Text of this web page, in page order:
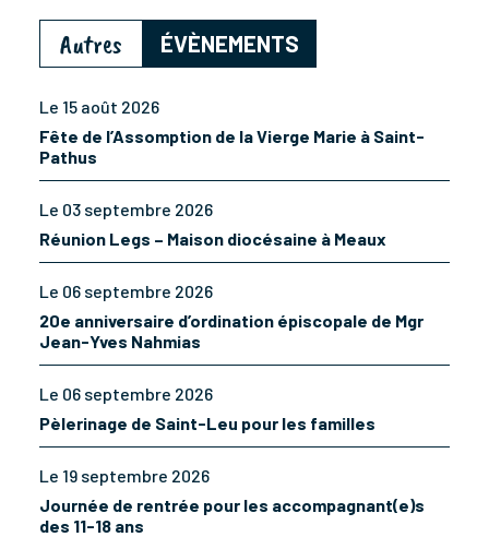
Autres ÉVÈNEMENTS
Le 15 août 2026
Fête de l’Assomption de la Vierge Marie à Saint-
Pathus
Le 03 septembre 2026
Réunion Legs – Maison diocésaine à Meaux
Le 06 septembre 2026
20e anniversaire d’ordination épiscopale de Mgr
Jean-Yves Nahmias
Le 06 septembre 2026
Pèlerinage de Saint-Leu pour les familles
Le 19 septembre 2026
Journée de rentrée pour les accompagnant(e)s
des 11-18 ans